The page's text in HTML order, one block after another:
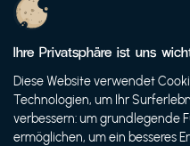
-20%
Ihre Privatsphäre ist uns
Diese Website verwendet
Technologien, um Ihr
verbessern: um grundlegende
ermöglichen, um ein besseres